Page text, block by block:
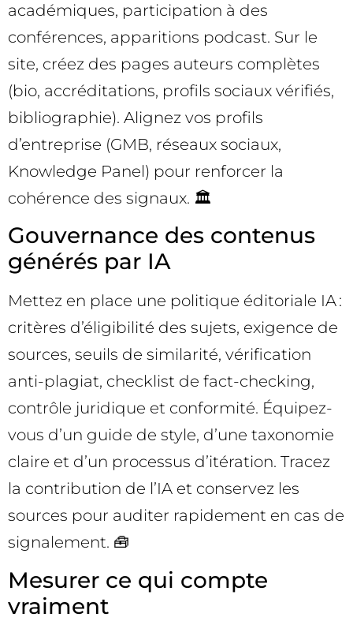
académiques, participation à des
conférences, apparitions podcast. Sur le
site, créez des pages auteurs complètes
(bio, accréditations, profils sociaux vérifiés,
bibliographie). Alignez vos profils
d’entreprise (GMB, réseaux sociaux,
Knowledge Panel) pour renforcer la
cohérence des signaux. 🏛️
Gouvernance des contenus
générés par IA
Mettez en place une politique éditoriale IA :
critères d’éligibilité des sujets, exigence de
sources, seuils de similarité, vérification
anti-plagiat, checklist de fact-checking,
contrôle juridique et conformité. Équipez-
vous d’un guide de style, d’une taxonomie
claire et d’un processus d’itération. Tracez
la contribution de l’IA et conservez les
sources pour auditer rapidement en cas de
signalement. 🧰
Mesurer ce qui compte
vraiment